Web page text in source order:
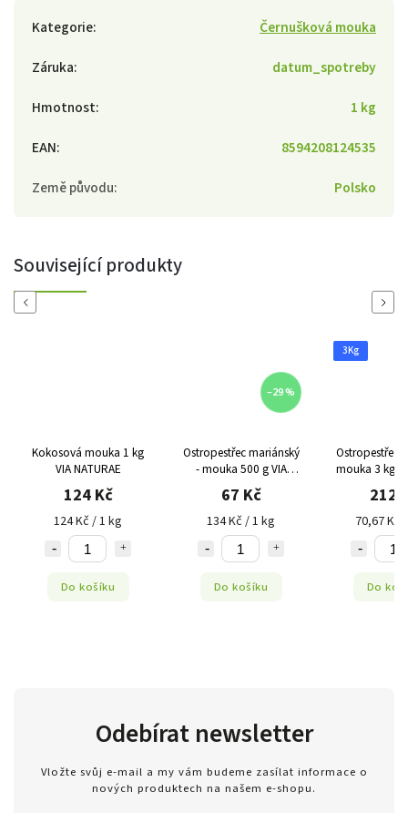
Kategorie:
Černušková mouka
Záruka:
datum_spotreby
Hmotnost:
1 kg
EAN:
8594208124535
Země původu: Polsko
Související produkty
Previous
Kokosová mouka 1 kg
VIA NATURAE
124 Kč
124 Kč / 1 kg
Do košíku
–29 %
Ostropestřec mariánský
- mouka 500 g VIA
NATURAE
67 Kč
134 Kč / 1 kg
Do košíku
3Kg
Ostropestřec
mouka 3 kg
DU
212
70,67 Kč
Do
Next
Odebírat newsletter
Vložte svůj e-mail a my vám budeme zasílat informace o
nových produktech na našem e-shopu.